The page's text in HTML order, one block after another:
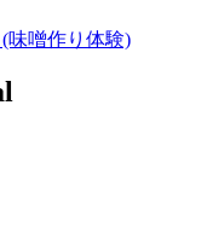
味噌作り体験)